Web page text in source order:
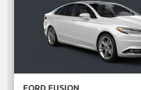
FORD FUSION